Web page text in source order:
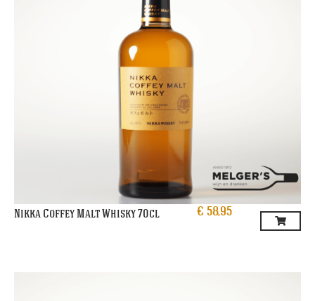
Nikka Coffey Malt Whisky 70cl € 58,95